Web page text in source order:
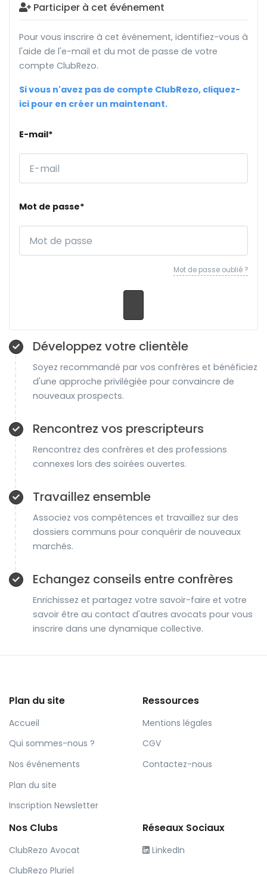
Participer à cet événement
Pour vous inscrire à cet événement, identifiez-vous à
l'aide de l'e-mail et du mot de passe de votre
compte ClubRezo.
Si vous n'avez pas de compte ClubRezo, cliquez-
ici pour en créer un maintenant.
E-mail*
Mot de passe*
Mot de passe oublié ?
Développez votre clientèle
Soyez recommandé par vos confrères et bénéficiez
d'une approche privilégiée pour convaincre de
nouveaux prospects.
Rencontrez vos prescripteurs
Rencontrez des confrères et des professions
connexes lors des soirées ouvertes.
Travaillez ensemble
Associez vos compétences et travaillez sur des
dossiers communs pour conquérir de nouveaux
marchés.
Echangez conseils entre confrères
Enrichissez et partagez votre savoir-faire et votre
savoir être au contact d'autres avocats pour vous
inscrire dans une dynamique collective.
Plan du site
Accueil
Qui sommes-nous ?
Nos événements
Plan du site
Inscription Newsletter
Ressources
Mentions légales
CGV
Contactez-nous
Nos Clubs
ClubRezo Avocat
ClubRezo Pluriel
Réseaux Sociaux
LinkedIn